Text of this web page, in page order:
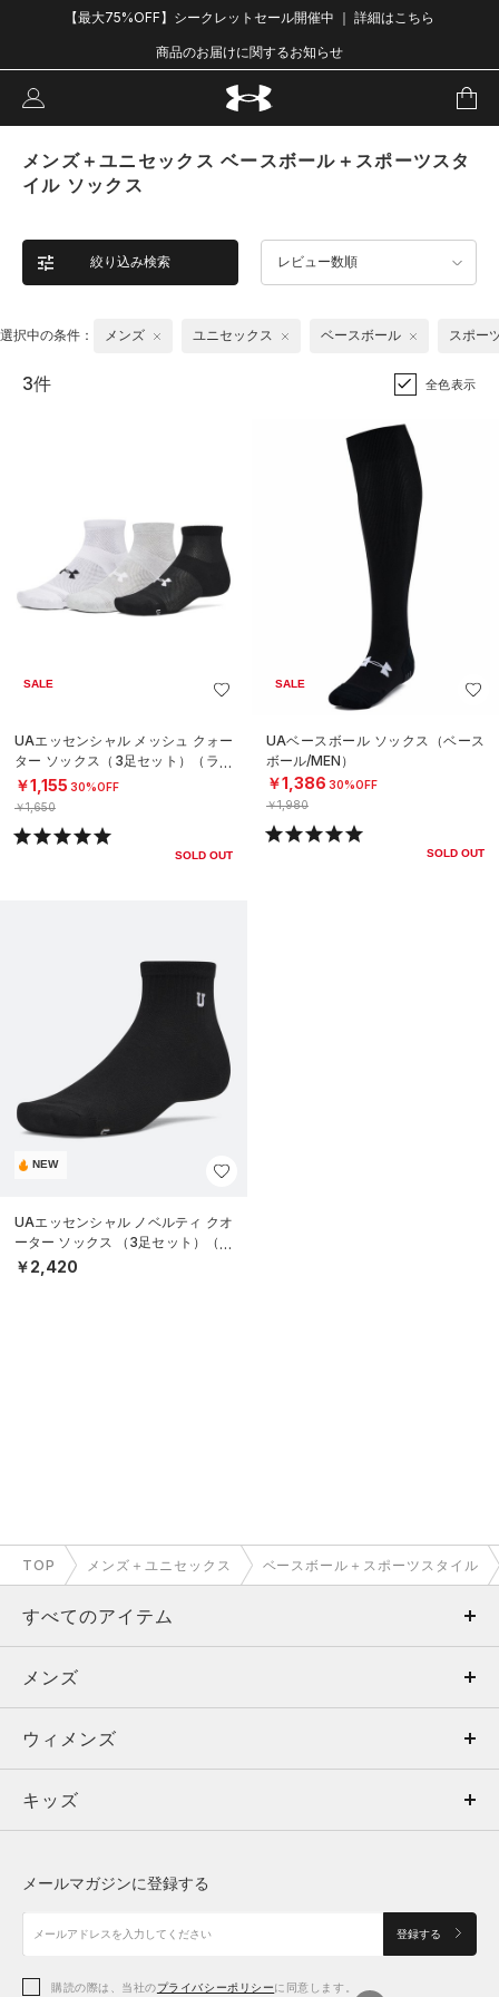
【最大75%OFF】シークレットセール開催中 ｜ 詳細はこちら
商品のお届けに関するお知らせ
メンズ＋ユニセックス ベースボール＋スポーツスタ
イル ソックス
絞り込み検索 レビュー数順
選択中の条件： メンズ ユニセックス ベースボール スポー
3件 全色表示
SALE
UAエッセンシャル メッシュ クォー
ター ソックス（3足セット）（ライ
フスタイル/UNISEX）
￥1,155 30%OFF
￥1,650
SOLD OUT
SALE
UAベースボール ソックス（ベース
ボール/MEN）
￥1,386 30%OFF
￥1,980
SOLD OUT
NEW
UAエッセンシャル ノベルティ クオ
ーター ソックス （3足セット）（ラ
イフスタイル/UNISEX）
￥2,420
TOP メンズ＋ユニセックス ベースボール＋スポーツスタイル
すべてのアイテム
メンズ
ウィメンズ
キッズ
アクセサリー
メンズ
トップス
ボトムス
アクセサリー
ウィメンズ
トップス
シューズ
アクセサリー
キッズ
シューズ
メールマガジンに登録する
登録する
購読の際は、当社のプライバシーポリシーに同意します。